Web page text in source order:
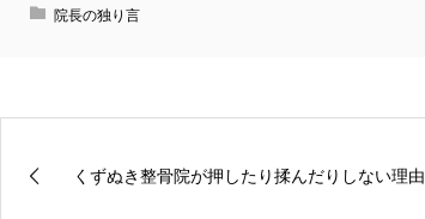
院長の独り言
くずぬき整骨院が押したり揉んだりしない理由